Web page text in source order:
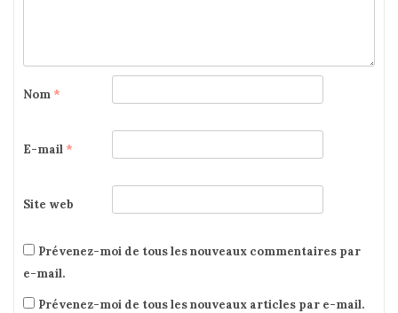
Nom *
E-mail *
Site web
Prévenez-moi de tous les nouveaux commentaires par
e-mail.
Prévenez-moi de tous les nouveaux articles par e-mail.